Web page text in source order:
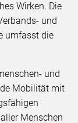
Wirken. Die
und
umfasst die
und
Mobilität mit
Menschen